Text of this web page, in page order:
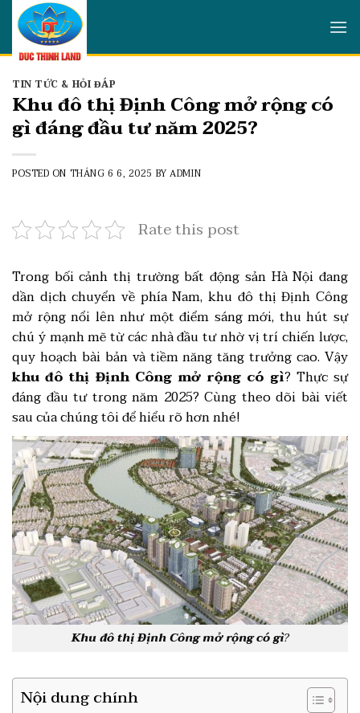
Skip
content
TIN TỨC & HỎI ĐÁP
Khu đô thị Định Công mở rộng có
gì đáng đầu tư năm 2025?
POSTED ON THÁNG 6 6, 2025 BYADMIN
Rate this post
Trong bối cảnh thị trường bất động sản Hà Nội đang
dần dịch chuyển về phía Nam, khu đô thị Định Công
mở rộng nổi lên như một điểm sáng mới, thu hút sự
chú ý mạnh mẽ từ các nhà đầu tư nhờ vị trí chiến lược,
quy hoạch bài bản và tiềm năng tăng trưởng cao. Vậy
khu đô thị Định Công mở rộng có gì? Thực sự
đáng đầu tư trong năm 2025? Cùng theo dõi bài viết
sau của chúng tôi để hiểu rõ hơn nhé!
Khu đô thị Định Công mở rộng có gì?
Nội dung chính